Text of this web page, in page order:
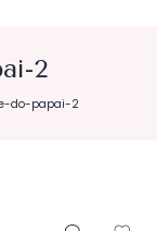
2
do-papai-2